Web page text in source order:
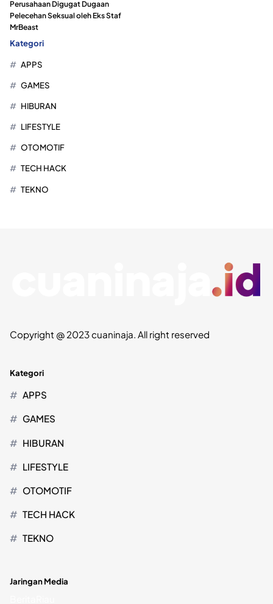
Perusahaan Digugat Dugaan
Pelecehan Seksual oleh Eks Staf
MrBeast
Kategori
APPS
GAMES
HIBURAN
LIFESTYLE
OTOMOTIF
TECH HACK
TEKNO
Copyright @ 2023 cuaninaja. All right reserved
Kategori
APPS
GAMES
HIBURAN
LIFESTYLE
OTOMOTIF
TECH HACK
TEKNO
Jaringan Media